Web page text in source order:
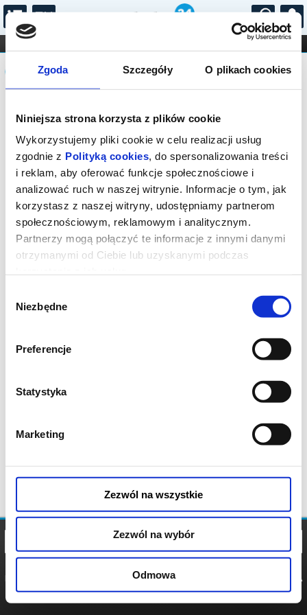
Zgoda Szczegóły O plikach cookies
Niniejsza strona korzysta z plików cookie
Wykorzystujemy pliki cookie w celu realizacji usług
zgodnie z Polityką cookies, do spersonalizowania treści
i reklam, aby oferować funkcje społecznościowe i
analizować ruch w naszej witrynie. Informacje o tym, jak
korzystasz z naszej witryny, udostępniamy partnerom
społecznościowym, reklamowym i analitycznym.
Partnerzy mogą połączyć te informacje z innymi danymi
otrzymanymi od Ciebie lub uzyskanymi podczas
zgody
Niezbędne
Preferencje
Statystyka
Marketing
Zezwól na wszystkie
Zezwól na wybór
Odmowa
...
FILHARMONIA OPERA I BALET
STAND-UP
DLA DZIECI
Komunikat
Sprzedaż biletów on-line na wydarzenie
została zakończona.
POLITYKA
POLITYKA